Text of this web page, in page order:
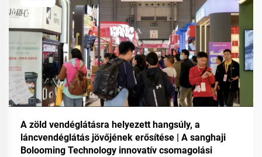
A zöld vendéglátásra helyezett hangsúly, a
láncvendéglátás jövőjének erősítése | A sanghaji
Bolooming Technology innovatív csomagolási